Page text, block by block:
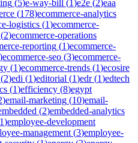
(5)e-way-bill (1)e2e (2)eaa
(178)ecommerce-analytics
logistics (1)ecommerce-
(2)ecommerce-operations
reporting (1)ecommerce-
)ecommerce-seo (3)ecommerce-
(1)ecommerce-trends (1)ecosire
(2)edi (1)editorial (1)edr(1)edtech
(1)efficiency (8)egypt
)email-marketing (10)email-
(2)embedded-analytics
1)employee-development
management (3)employee-